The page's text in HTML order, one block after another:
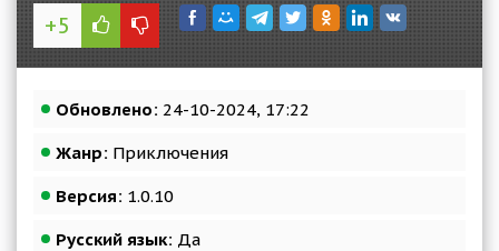
+5
Обновлено: 24-10-2024, 17:22
Жанр: Приключения
Версия: 1.0.10
Русский язык: Да